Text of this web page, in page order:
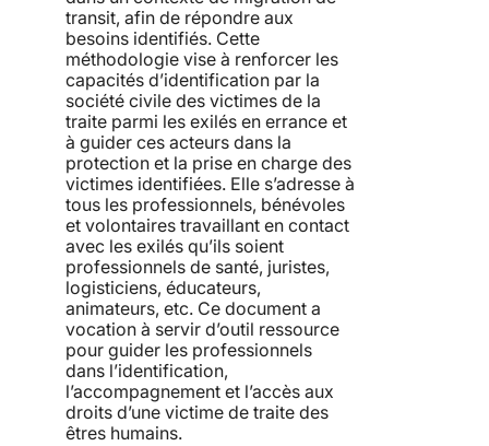
transit, afin de répondre aux
besoins identifiés. Cette
méthodologie vise à renforcer les
capacités d’identification par la
société civile des victimes de la
traite parmi les exilés en errance et
à guider ces acteurs dans la
protection et la prise en charge des
victimes identifiées. Elle s’adresse à
tous les professionnels, bénévoles
et volontaires travaillant en contact
avec les exilés qu’ils soient
professionnels de santé, juristes,
logisticiens, éducateurs,
animateurs, etc. Ce document a
vocation à servir d’outil ressource
pour guider les professionnels
dans l’identification,
l’accompagnement et l’accès aux
droits d’une victime de traite des
êtres humains.